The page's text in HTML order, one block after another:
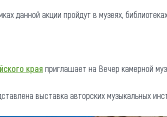
Общая
Карты и
данной акции пройдут в музеях,
края приглашает на Вечер камерной
выставка авторских музыкальных